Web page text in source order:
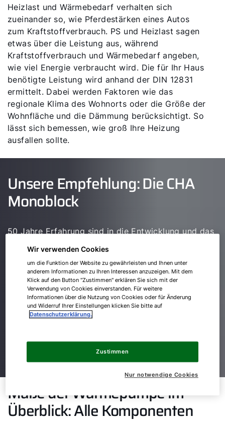
Heizlast und Wärmebedarf verhalten sich
zueinander so, wie Pferdestärken eines Autos
zum Kraftstoffverbrauch. PS und Heizlast sagen
etwas über die Leistung aus, während
Kraftstoffverbrauch und Wärmebedarf angeben,
wie viel Energie verbraucht wird. Die für Ihr Haus
benötigte Leistung wird anhand der DIN 12831
ermittelt. Dabei werden Faktoren wie das
regionale Klima des Wohnorts oder die Größe der
Wohnfläche und die Dämmung berücksichtigt. So
lässt sich bemessen, wie groß Ihre Heizung
ausfallen sollte.
Unsere Empfehlung: Die CHA
Monoblock
50 Jahre Erfahrung sind in die Entwicklung und das
Wärmepumpen geflossen. Die CHA Monoblock
überzeugt mit flüsterleisem Betrieb, natürlichem
Kältemittel R290 und starker Effizienz – ideal für
Sanierung und Neubau.
Maße der Wärmepumpe im
Überblick: Alle Komponenten
Wir verwenden Cookies
um die Funktion der Website zu gewährleisten und Ihnen unter
anderem Informationen zu Ihren Interessen anzuzeigen. Mit dem
Klick auf den Button "Zustimmen" erklären Sie sich mit der
Verwendung von Cookies einverstanden. Für weitere
Informationen über die Nutzung von Cookies oder für Änderung
und Widerruf Ihrer Einstellungen klicken Sie bitte auf
Datenschutzerklärung.
Nur notwendige Cookies
Zustimmen